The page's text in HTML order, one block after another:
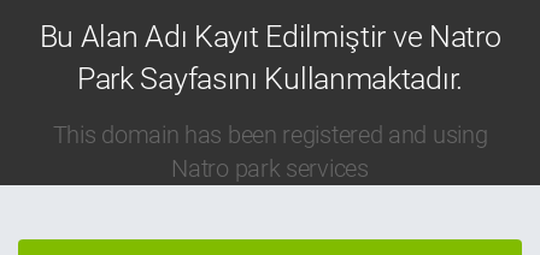
Bu Alan Adı Kayıt Edilmiştir ve Natro
Park Sayfasını Kullanmaktadır.
This domain has been registered and using
Natro park services